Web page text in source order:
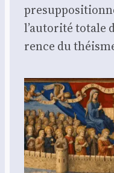
l’autorité totale
rence du